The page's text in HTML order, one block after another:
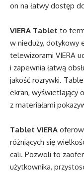
on na łatwy dostęp
VIERA Tablet to
w nieduży, dotykowy
telewizorami VIERA
i zapewnia łatwą
jakość rozrywki.
ekran, wyświetlający
z materiałami
Tablet VIERA
różniących się
cali. Pozwoli to
użytkownika,